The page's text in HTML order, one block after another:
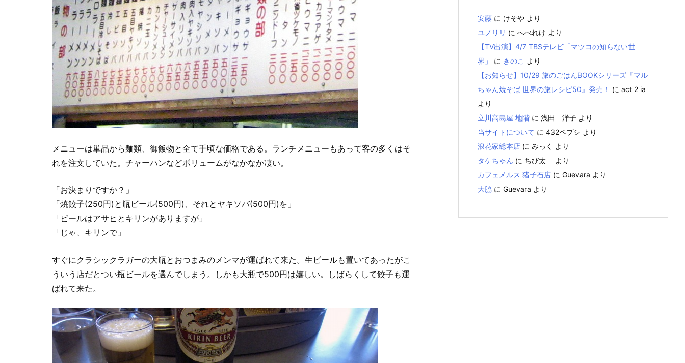
メニューは単品から麺類、御飯物と全て手頃な価格である。ランチメニューもあって客の多くはそ
れを注文していた。チャーハンなどボリュームがなかなか凄い。
「お決まりですか？」
「焼餃子(250円)と瓶ビール(500円)、それとヤキソバ(500円)を」
「ビールはアサヒとキリンがありますが」
「じゃ、キリンで」
すぐにクラシックラガーの大瓶とおつまみのメンマが運ばれて来た。生ビールも置いてあったがこ
ういう店だとつい瓶ビールを選んでしまう。しかも大瓶で500円は嬉しい。しばらくして餃子も運
ばれて来た。
安藤 に けそや より
ユノリリ に へべれけ より
【TV出演】4/7 TBSテレビ「マツコの知らない世
界」
に きのこ より
【お知らせ】10/29 旅のごはんBOOKシリーズ『マル
ちゃん焼そば 世界の旅レシピ50』発売！
に act 2 ia
より
立川高島屋 地階 に 浅田 洋子 より
当サイトについて に 432ペプシ より
浪花家総本店 に みっく
より
タケちゃん に ちび太
より
カフェメルス 猪子石店 に Guevara より
大脇 に Guevara より